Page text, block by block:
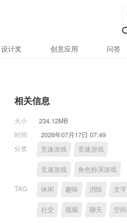
设计奖 创意应用 问答
相关信息
大小
234.12MB
时间
2026年07月17日 07:49
分类
竞速游戏 竞速游戏
竞速游戏 角色扮演游戏
TAG 休闲 趣味 消除 文字
社交 视频 聊天 空间